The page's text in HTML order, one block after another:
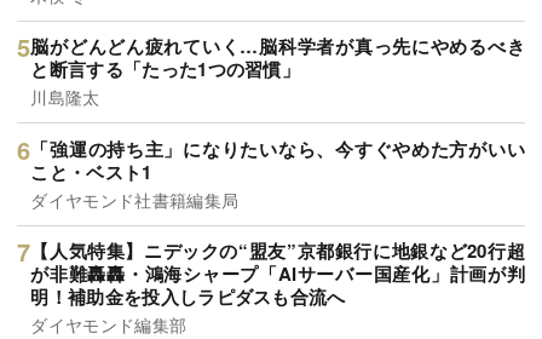
脳がどんどん疲れていく…脳科学者が真っ先にやめるべき
と断言する「たった1つの習慣」
川島隆太
「強運の持ち主」になりたいなら、今すぐやめた方がいい
こと・ベスト1
ダイヤモンド社書籍編集局
【人気特集】ニデックの“盟友”京都銀行に地銀など20行超
が非難轟轟・鴻海シャープ「AIサーバー国産化」計画が判
明！補助金を投入しラピダスも合流へ
ダイヤモンド編集部